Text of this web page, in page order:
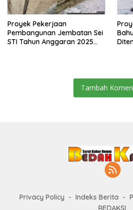
Proyek Pekerjaan
Pembangunan Jembatan Sei
STI Tahun Anggaran 2025
Tambah
Privacy Policy Indeks Berita
REDAKSI